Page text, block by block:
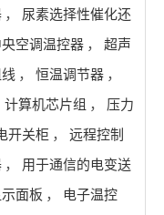
，
尿素选择性催化还
央空调温控器 ，
超声
， 恒温调节器 ，
计算机芯片组 ，
压力
开关柜 ，
远程控制
，
用于通信的电变送
面板 ，
电子温控